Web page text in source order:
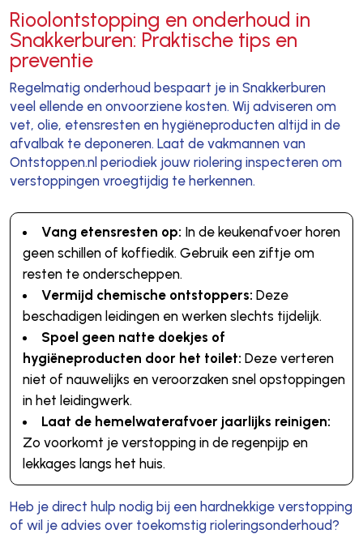
Rioolontstopping en onderhoud in
Snakkerburen: Praktische tips en
preventie
Regelmatig onderhoud bespaart je in Snakkerburen
veel ellende en onvoorziene kosten. Wij adviseren om
vet, olie, etensresten en hygiëneproducten altijd in de
afvalbak te deponeren. Laat de vakmannen van
Ontstoppen.nl periodiek jouw riolering inspecteren om
verstoppingen vroegtijdig te herkennen.
Vang etensresten op: In de keukenafvoer horen
geen schillen of koffiedik. Gebruik een ziftje om
resten te onderscheppen.
Vermijd chemische ontstoppers: Deze
beschadigen leidingen en werken slechts tijdelijk.
Spoel geen natte doekjes of
hygiëneproducten door het toilet: Deze verteren
niet of nauwelijks en veroorzaken snel opstoppingen
in het leidingwerk.
Laat de hemelwaterafvoer jaarlijks reinigen:
Zo voorkomt je verstopping in de regenpijp en
lekkages langs het huis.
Heb je direct hulp nodig bij een hardnekkige verstopping
of wil je advies over toekomstig rioleringsonderhoud?